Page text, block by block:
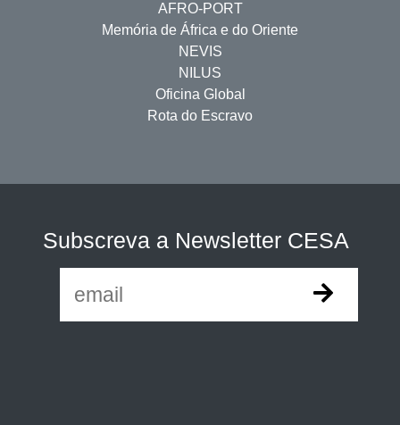
AFRO-PORT
Memória de África e do Oriente
NEVIS
NILUS
Oficina Global
Rota do Escravo
Subscreva a Newsletter CESA